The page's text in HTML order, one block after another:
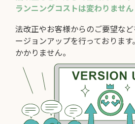
ランニングコストは変わりません
法改正やお客様からのご要望な
ージョンアップを行っておりま
かかりません。